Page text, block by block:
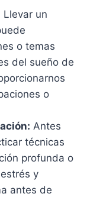
Llevar un
o temas
del sueño de
o
Antes
técnicas
profunda o
y
antes de